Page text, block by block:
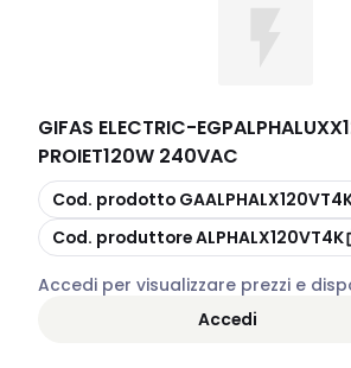
GIFAS ELECTRIC-
PROIET120W 240VAC
copia
Cod. prodotto
copia
Cod. produttoreALPHALX120VT4K
Accedi per visualizzare prezzi e
Accedi